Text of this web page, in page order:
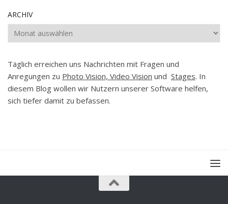
ARCHIV
Archiv
Täglich erreichen uns Nachrichten mit Fragen und
Anregungen zu Photo Vision, Video Vision und Stages. In
diesem Blog wollen wir Nutzern unserer Software helfen,
sich tiefer damit zu befassen.